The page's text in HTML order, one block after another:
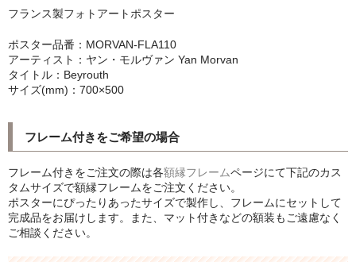
シンプルLPフレームセット
CD紙ジャケフレーム
アートポスター一覧
Instagram紹介商品
エンゾ・マーリ【Enzo Mari】
ダネーゼ【DANESE MILANO】
フランス製フォトアートポスター
ポスター品番：MORVAN-FLA110
アーティスト：ヤン・モルヴァン Yan Morvan
タイトル：Beyrouth
サイズ(mm)：700×500
フレーム付きをご希望の場合
フレーム付きをご注文の際は各額縁フレームページにて下記のカス
タムサイズで額縁フレームをご注文ください。
ポスターにぴったりあったサイズで製作し、フレームにセットして
完成品をお届けします。また、マット付きなどの額装もご遠慮なく
ご相談ください。